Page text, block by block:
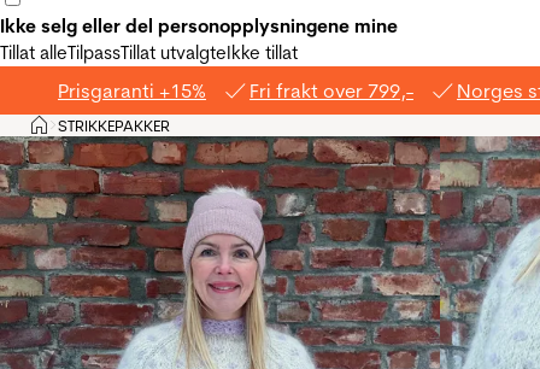
Ikke selg eller del personopplysningene mine
Tillat alleTilpassTillat utvalgteIkke tillat
Prisgaranti +15% Fri frakt over 799,- Norges
Hjem
>STRIKKEPAKKER